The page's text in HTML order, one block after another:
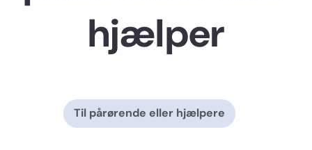
hjælper
Til pårørende eller hjælpere